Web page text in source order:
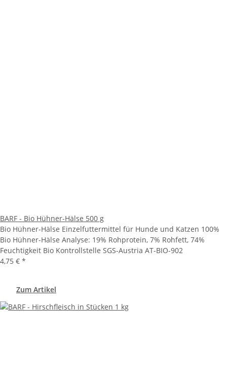
BARF - Bio Hühner-Hälse 500 g
Bio Hühner-Hälse Einzelfuttermittel für Hunde und Katzen 100%
Bio Hühner-Hälse Analyse: 19% Rohprotein, 7% Rohfett, 74%
Feuchtigkeit Bio Kontrollstelle SGS-Austria AT-BIO-902
4,75 € *
Zum Artikel